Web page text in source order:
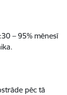
– 95% mēnesī
pēc tā